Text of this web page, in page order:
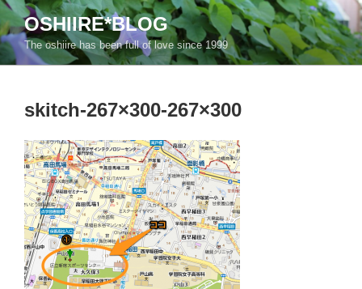
コ
ン
テ
ン
OSHIIRE*BLOG
The oshiire has been full of love since 1999
skitch-267×300-267×300